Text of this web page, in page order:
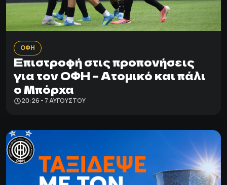
ΟΦΗ
Επιστροφή στις προπονήσεις
για τον ΟΦΗ – Ατομικό και πάλι
ο Μπόρχα
20:26 - 7 ΑΥΓΟΎΣΤΟΥ